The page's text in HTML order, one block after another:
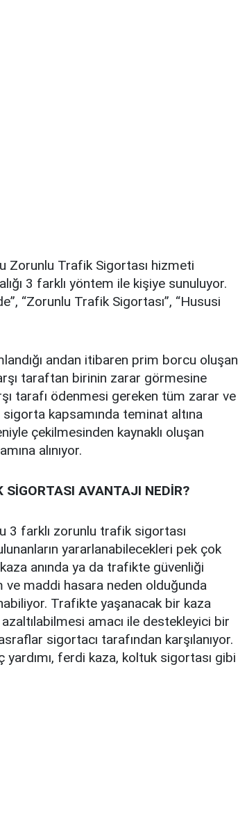
Zorunlu Trafik Sigortası hizmeti
3 farklı yöntem ile kişiye sunuluyor.
“Zorunlu Trafik Sigortası”, “Hususi
andan itibaren prim borcu oluşan
taraftan birinin zarar görmesine
tarafı ödenmesi gereken tüm zarar ve
kapsamında teminat altına
çekilmesinden kaynaklı oluşan
alınıyor.
SİGORTASI AVANTAJI NEDİR?
3 farklı zorunlu trafik sigortası
yararlanabilecekleri pek çok
anında ya da trafikte güvenliği
maddi hasara neden olduğunda
Trafikte yaşanacak bir kaza
amacı ile destekleyici bir
sigortacı tarafından karşılanıyor.
yardımı, ferdi kaza, koltuk sigortası gibi